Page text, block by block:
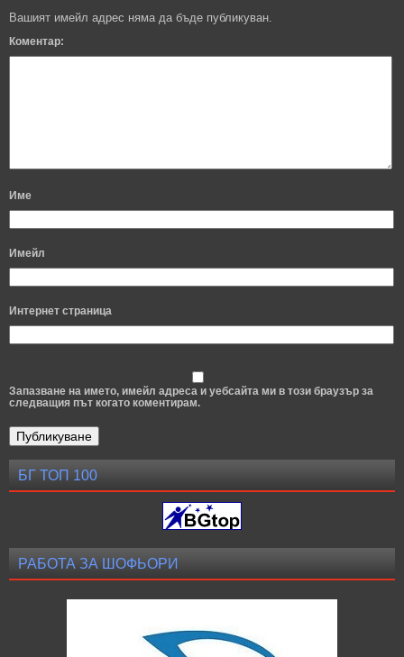
Вашият имейл адрес няма да бъде публикуван.
Коментар:
Име
Имейл
Интернет страница
Запазване на името, имейл адреса и уебсайта ми в този браузър за
следващия път когато коментирам.
БГ ТОП 100
РАБОТА ЗА ШОФЬОРИ